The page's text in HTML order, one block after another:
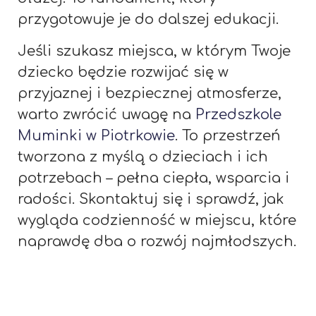
przygotowuje je do dalszej edukacji.
Jeśli szukasz miejsca, w którym Twoje
dziecko będzie rozwijać się w
przyjaznej i bezpiecznej atmosferze,
warto zwrócić uwagę na Przedszkole
Muminki w Piotrkowie. To przestrzeń
tworzona z myślą o dzieciach i ich
potrzebach – pełna ciepła, wsparcia i
radości. Skontaktuj się i sprawdź, jak
wygląda codzienność w miejscu, które
naprawdę dba o rozwój najmłodszych.